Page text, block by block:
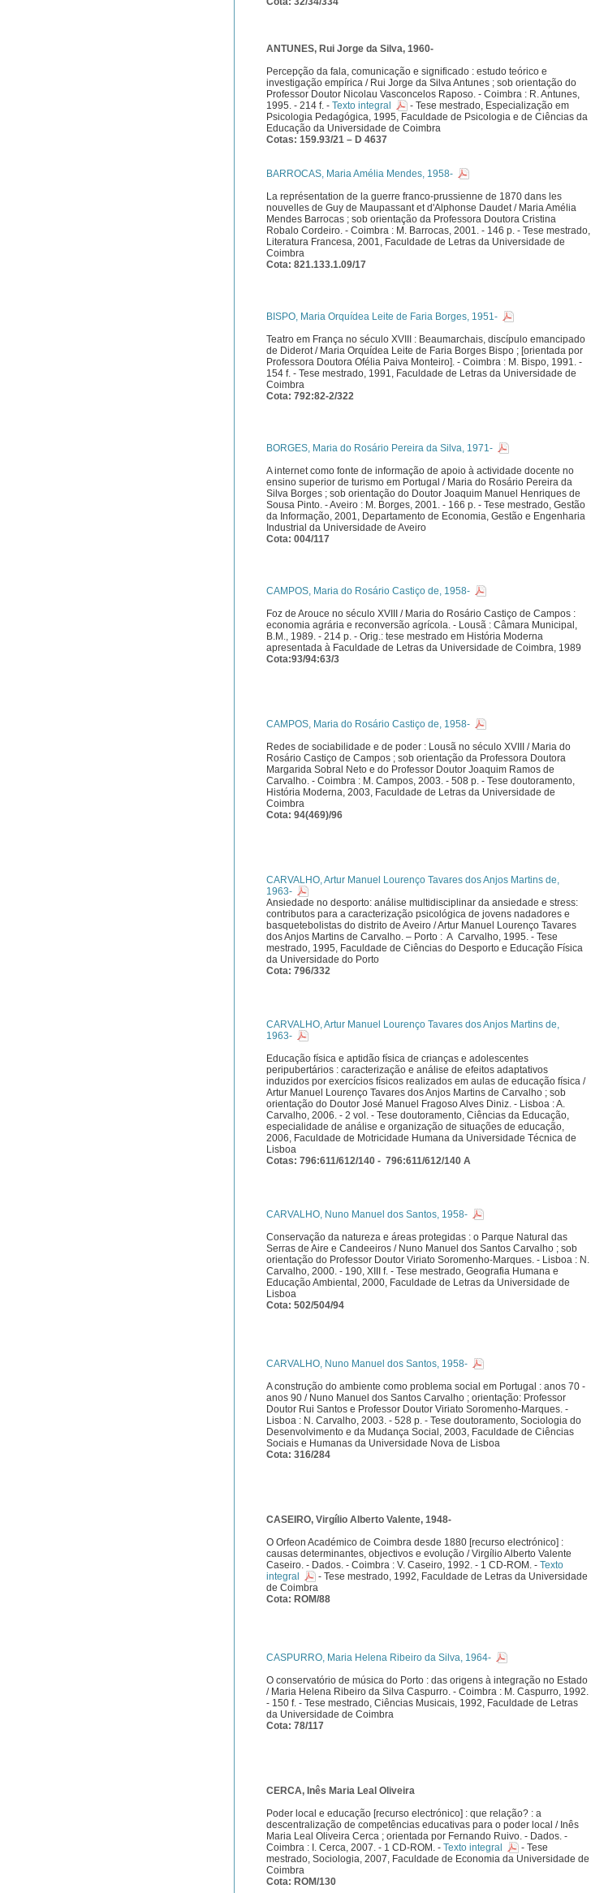
ANTUNES, Rui Jorge da Silva, 1960-
Percepção da fala, comunicação e significado : estudo teórico e
investigação empírica / Rui Jorge da Silva Antunes ; sob orientação do
Professor Doutor Nicolau Vasconcelos Raposo. - Coimbra : R. Antunes,
1995. - 214 f. - Texto integral
- Tese mestrado, Especialização em
Psicologia Pedagógica, 1995, Faculdade de Psicologia e de Ciências da
Educação da Universidade de Coimbra
Cotas: 159.93/21 – D 4637
BARROCAS, Maria Amélia Mendes, 1958-
La représentation de la guerre franco-prussienne de 1870 dans les
nouvelles de Guy de Maupassant et d'Alphonse Daudet / Maria Amélia
Mendes Barrocas ; sob orientação da Professora Doutora Cristina
Robalo Cordeiro. - Coimbra : M. Barrocas, 2001. - 146 p. - Tese mestrado,
Literatura Francesa, 2001, Faculdade de Letras da Universidade de
Coimbra
Cota: 821.133.1.09/17
BISPO, Maria Orquídea Leite de Faria Borges, 1951-
Teatro em França no século XVIII : Beaumarchais, discípulo emancipado
de Diderot / Maria Orquídea Leite de Faria Borges Bispo ; [orientada por
Professora Doutora Ofélia Paiva Monteiro]. - Coimbra : M. Bispo, 1991. -
154 f. - Tese mestrado, 1991, Faculdade de Letras da Universidade de
Coimbra
Cota: 792:82-2/322
BORGES, Maria do Rosário Pereira da Silva, 1971-
A internet como fonte de informação de apoio à actividade docente no
ensino superior de turismo em Portugal / Maria do Rosário Pereira da
Silva Borges ; sob orientação do Doutor Joaquim Manuel Henriques de
Sousa Pinto. - Aveiro : M. Borges, 2001. - 166 p. - Tese mestrado, Gestão
da Informação, 2001, Departamento de Economia, Gestão e Engenharia
Industrial da Universidade de Aveiro
Cota: 004/117
CAMPOS, Maria do Rosário Castiço de, 1958-
Foz de Arouce no século XVIII / Maria do Rosário Castiço de Campos :
economia agrária e reconversão agrícola. - Lousã : Câmara Municipal,
B.M., 1989. - 214 p. - Orig.: tese mestrado em História Moderna
apresentada à Faculdade de Letras da Universidade de Coimbra, 1989
Cota:93/94:63/3
CAMPOS, Maria do Rosário Castiço de, 1958-
Redes de sociabilidade e de poder : Lousã no século XVIII / Maria do
Rosário Castiço de Campos ; sob orientação da Professora Doutora
Margarida Sobral Neto e do Professor Doutor Joaquim Ramos de
Carvalho. - Coimbra : M. Campos, 2003. - 508 p. - Tese doutoramento,
História Moderna, 2003, Faculdade de Letras da Universidade de
Coimbra
Cota: 94(469)/96
CARVALHO, Artur Manuel Lourenço Tavares dos Anjos Martins de,
1963-
Ansiedade no desporto: análise multidisciplinar da ansiedade e stress:
contributos para a caracterização psicológica de jovens nadadores e
basquetebolistas do distrito de Aveiro / Artur Manuel Lourenço Tavares
dos Anjos Martins de Carvalho. – Porto : A Carvalho, 1995. - Tese
mestrado, 1995, Faculdade de Ciências do Desporto e Educação Física
da Universidade do Porto
Cota: 796/332
CARVALHO, Artur Manuel Lourenço Tavares dos Anjos Martins de,
1963-
Educação física e aptidão física de crianças e adolescentes
peripubertários : caracterização e análise de efeitos adaptativos
induzidos por exercícios físicos realizados em aulas de educação física /
Artur Manuel Lourenço Tavares dos Anjos Martins de Carvalho ; sob
orientação do Doutor José Manuel Fragoso Alves Diniz. - Lisboa : A.
Carvalho, 2006. - 2 vol. - Tese doutoramento, Ciências da Educação,
especialidade de análise e organização de situações de educação,
2006, Faculdade de Motricidade Humana da Universidade Técnica de
Lisboa
Cotas: 796:611/612/140 - 796:611/612/140 A
CARVALHO, Nuno Manuel dos Santos, 1958-
Conservação da natureza e áreas protegidas : o Parque Natural das
Serras de Aire e Candeeiros / Nuno Manuel dos Santos Carvalho ; sob
orientação do Professor Doutor Viriato Soromenho-Marques. - Lisboa : N.
Carvalho, 2000. - 190, XIII f. - Tese mestrado, Geografia Humana e
Educação Ambiental, 2000, Faculdade de Letras da Universidade de
Lisboa
Cota: 502/504/94
CARVALHO, Nuno Manuel dos Santos, 1958-
A construção do ambiente como problema social em Portugal : anos 70 -
anos 90 / Nuno Manuel dos Santos Carvalho ; orientação: Professor
Doutor Rui Santos e Professor Doutor Viriato Soromenho-Marques. -
Lisboa : N. Carvalho, 2003. - 528 p. - Tese doutoramento, Sociologia do
Desenvolvimento e da Mudança Social, 2003, Faculdade de Ciências
Sociais e Humanas da Universidade Nova de Lisboa
Cota: 316/284
CASEIRO, Virgílio Alberto Valente, 1948-
O Orfeon Académico de Coimbra desde 1880 [recurso electrónico] :
causas determinantes, objectivos e evolução / Virgílio Alberto Valente
Caseiro. - Dados. - Coimbra : V. Caseiro, 1992. - 1 CD-ROM. - Texto
integral
- Tese mestrado, 1992, Faculdade de Letras da Universidade
de Coimbra
Cota: ROM/88
CASPURRO, Maria Helena Ribeiro da Silva, 1964-
O conservatório de música do Porto : das origens à integração no Estado
/ Maria Helena Ribeiro da Silva Caspurro. - Coimbra : M. Caspurro, 1992.
- 150 f. - Tese mestrado, Ciências Musicais, 1992, Faculdade de Letras
da Universidade de Coimbra
Cota: 78/117
CERCA, Inês Maria Leal Oliveira
Poder local e educação [recurso electrónico] : que relação? : a
descentralização de competências educativas para o poder local / Inês
Maria Leal Oliveira Cerca ; orientada por Fernando Ruivo. - Dados. -
Coimbra : I. Cerca, 2007. - 1 CD-ROM. - Texto integral
- Tese
mestrado, Sociologia, 2007, Faculdade de Economia da Universidade de
Coimbra
Cota: ROM/130